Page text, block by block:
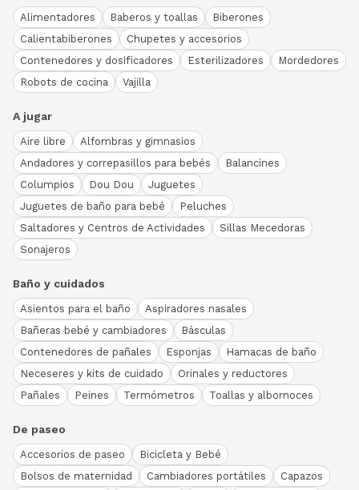
Alimentadores Baberos y toallas
Biberones
Calientabiberones
Chupetes y accesorios
Contenedores y dosificadores
Esterilizadores
Mordedores
Robots de cocina
Vajilla
A jugar
Aire libre
Alfombras y gimnasios
Andadores y correpasillos para bebés
Balancines
Columpios
Dou Dou
Juguetes
Juguetes de baño para bebé
Peluches
Saltadores y Centros de Actividades
Sillas Mecedoras
Sonajeros
Baño y cuidados
Asientos para el baño
Aspiradores nasales
Bañeras bebé y cambiadores
Básculas
Contenedores de pañales
Esponjas
Hamacas de baño
Neceseres y kits de cuidado
Orinales y reductores
Pañales
Peines Termómetros Toallas y albornoces
De paseo
Accesorios de paseo
Bicicleta y Bebé
Bolsos de maternidad
Cambiadores portátiles
Capazos